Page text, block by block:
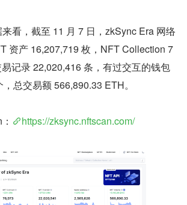
看，截至 11 月 7 日，zkSync Era 网络
资产 16,207,719 枚，NFT Collection 7
记录 22,020,416 条，有过交互的钱包
总交易额 566,890.33 ETH。
https://zksync.nftscan.com/